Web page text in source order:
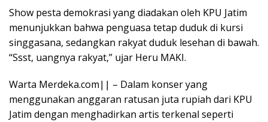
Show pesta demokrasi yang diadakan oleh KPU Jatim
menunjukkan bahwa penguasa tetap duduk di kursi
singgasana, sedangkan rakyat duduk lesehan di bawah.
“Ssst, uangnya rakyat,” ujar Heru MAKI.
Warta Merdeka.com|| – Dalam konser yang
menggunakan anggaran ratusan juta rupiah dari KPU
Jatim dengan menghadirkan artis terkenal seperti